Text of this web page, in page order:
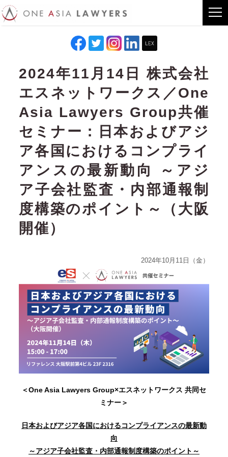
2024年11月14日 株式会社
エスネットワークス／One
Asia Lawyers Group共催
セミナー：日本およびアジ
ア各国におけるコンプライ
アンスの最新動向 ～アジ
ア子会社監査・内部通報制
度構築のポイント～（大阪
開催）
2024年10月11日（金）
＜One Asia Lawyers Group×エスネットワークス 共同セ
ミナー＞
日本およびアジア各国におけるコンプライアンスの最新動
向
～アジア子会社監査・内部通報制度構築のポイント～